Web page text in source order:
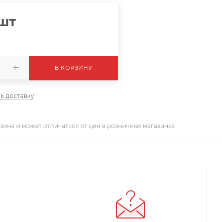
В КОРЗИНУ
доставку
и может отличаться от цен в розничных магазинах